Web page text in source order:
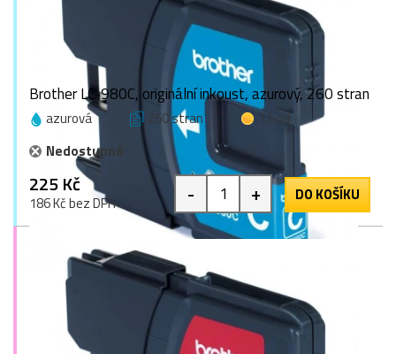
Brother LC-980C, originální inkoust, azurový, 260 stran
azurová 260 stran
1 bod
Nedostupné
225 Kč
186 Kč bez DPH - + DO KOŠÍKU